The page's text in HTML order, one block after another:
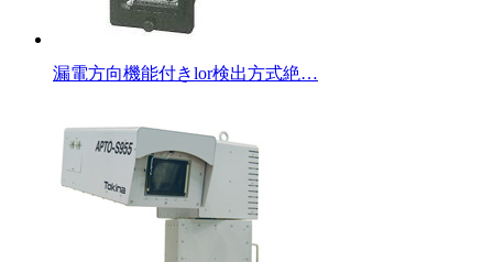
漏電方向機能付きlor検出方式絶…